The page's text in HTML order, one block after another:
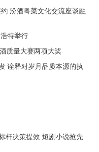
汾酒粤菜文化交流座谈融
特举行
质量大赛两项大奖
诠释对岁月品质本源的执
杆决策提效 短剧小说抢先